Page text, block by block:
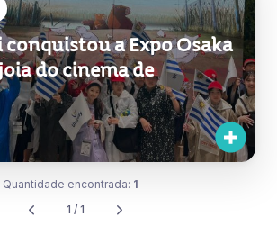
conquistou a Expo Osaka
do cinema de
Quantidade encontrada: 1
1 / 1